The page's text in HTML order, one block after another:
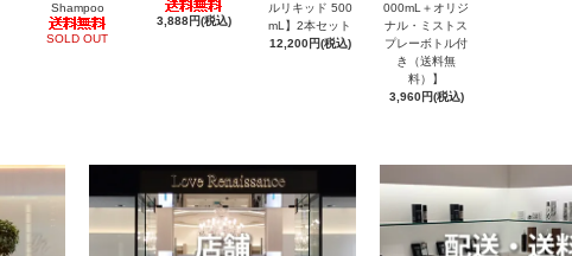
Shampoo
SOLD OUT
3,888円(税込)
ルリキッド 500
mL】2本セット
12,200円(税込)
000mL＋オリジ
ナル・ミストス
プレーボトル付
き（送料無
料）】
3,960円(税込)